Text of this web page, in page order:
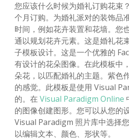
您应该什么时候为婚礼订购花束
个月订购。为婚礼派对的装饰品
时间，例如花卉装置和花墙。您
通以规划花卉元素。这是婚礼花
子模板设计。这是一个优雅的
有设计的花朵图像。在此模板中
朵花，以匹配婚礼的主题。紫色
的感觉。此模板是使用 Visual
的。在Visual Paradigm Online
的图像创建图形。您可以从您的
Visual Paradigm 照片库中选择
以编辑文本、颜色、形状等。